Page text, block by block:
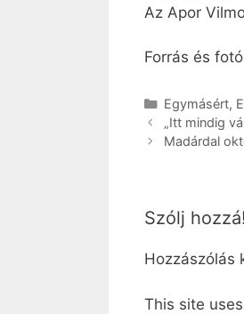
Az Apor
Forrás és
Kategória
Egymásért,
„Itt mindig
Madárdal
Szólj hozzá!
Hozzászólás
This site